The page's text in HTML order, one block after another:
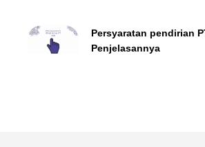
Persyaratan pendirian
Penjelasannya